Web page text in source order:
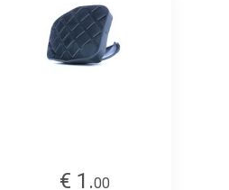
€ 1.00